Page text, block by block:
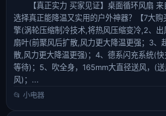
【真正实力 买家见证】桌面循环风扇
选择真正能降温又实用的户外神器？【7大购
擎(涡轮压缩制冷技术,将热风压缩变冷,2、
扇叶(前聚风后扩散,风力更大降温更强；3、
散,风力更大降温更强)；4、德系闪充系统(
等待)；5、吹全身，165mm大直径送风，(
风)；...
📂 小电器